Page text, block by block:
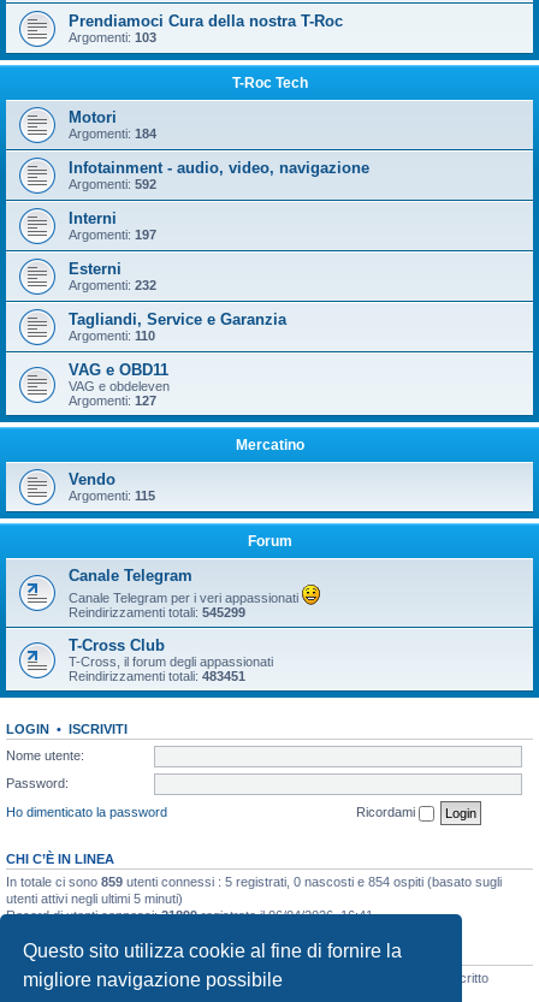
Questo sito utilizza cookie al fine di fornire la
migliore navigazione possibile
Prendiamoci Cura della nostra T-Roc
Argomenti: 103
T-Roc Tech
Motori
Argomenti: 184
Infotainment - audio, video, navigazione
Argomenti: 592
Interni
Argomenti: 197
Esterni
Argomenti: 232
Tagliandi, Service e Garanzia
Argomenti: 110
VAG e OBD11
VAG e obdeleven
Argomenti: 127
Mercatino
Vendo
Argomenti: 115
Forum
Canale Telegram
Canale Telegram per i veri appassionati
Reindirizzamenti totali: 545299
T-Cross Club
T-Cross, il forum degli appassionati
Reindirizzamenti totali: 483451
LOGIN • ISCRIVITI
Nome utente:
Password:
Ho dimenticato la password
Ricordami
CHI C’È IN LINEA
In totale ci sono 859 utenti connessi : 5 registrati, 0 nascosti e 854 ospiti (basato sugli
utenti attivi negli ultimi 5 minuti)
Record di utenti connessi:21899registrato il 06/04/2026, 16:41
STATISTICHE
Totale messaggi48133• Totale argomenti 3073• Totale iscritti
• Ultimo iscritto
simo.giagnorio